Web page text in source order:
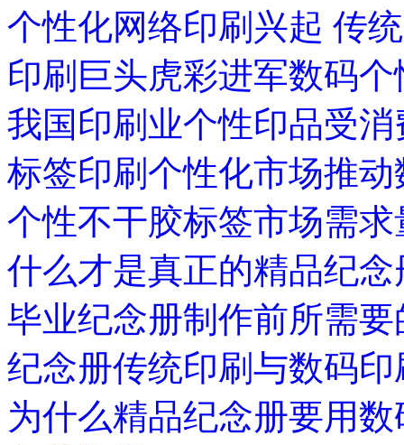
个性化网络印刷兴起 传
印刷巨头虎彩进军数码
我国印刷业个性印品受
标签印刷个性化市场推
个性不干胶标签市场需
什么才是真正的精品纪
毕业纪念册制作前所需
纪念册传统印刷与数码
为什么精品纪念册要用